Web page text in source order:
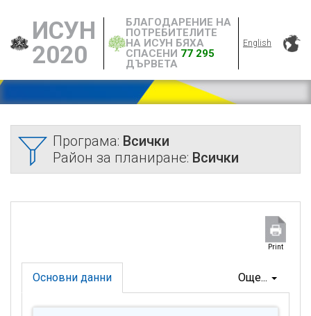
ИСУН
2020
БЛАГОДАРЕНИЕ НА
ПОТРЕБИТЕЛИТЕ
НА ИСУН БЯХА
СПАСЕНИ 77 295
ДЪРВЕТА
English
Програма: Всички
Район за планиране: Всички
Print
Още...
Основни данни